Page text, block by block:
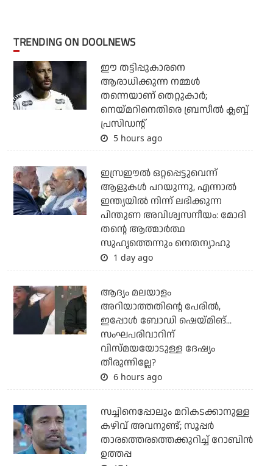
TRENDING ON DOOLNEWS
ഈ തട്ടിപ്പുകാരനെ
ആരാധിക്കുന്ന നമ്മള്‍
തന്നെയാണ് തെറ്റുകാര്‍;
നെയ്മറിനെതിരെ ബ്രസീല്‍ ക്ലബ്ബ്
പ്രസിഡന്റ്
5 hours ago
ഇസ്രഈല്‍ ഒറ്റപ്പെട്ടുവെന്ന്
ആളുകള്‍ പറയുന്നു, എന്നാല്‍
ഇന്ത്യയില്‍ നിന്ന് ലഭിക്കുന്ന
പിന്തുണ അവിശ്വസനീയം: മോദി
തന്റെ ആത്മാര്‍ത്ഥ
സുഹൃത്തെന്നും നെതന്യാഹു
1 day ago
ആദ്യം മലയാളം
അറിയാത്തതിന്റെ പേരില്‍,
ഇപ്പോള്‍ ബോഡി ഷെയ്മിങ്...
സംഘപരിവാറിന്
വിസ്മയയോടുള്ള ദേഷ്യം
തീരുന്നില്ലേ?
6 hours ago
സച്ചിനെപ്പോലും മറികടക്കാനുള്ള
കഴിവ് അവനുണ്ട്; സൂപ്പര്‍
താരത്തെരത്തെക്കുറിച്ച് റോബിന്‍
ഉത്തപ്പ